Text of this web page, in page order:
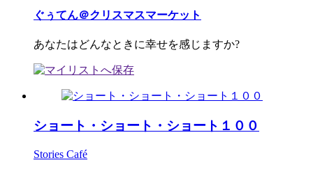
ぐぅてん＠クリスマスマーケット
あなたはどんなときに幸せを感じますか?
ショート・ショート・ショート１００
Stories Café